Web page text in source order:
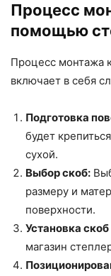
Процесс
помощью
Процесс монтажа
включает в себя
Подготовка
будет
сухой.
Выбор скоб:
размеру и
поверхности.
Установка
магазин